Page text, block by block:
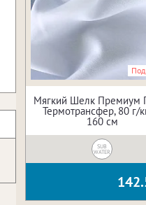
Мягкий Шелк Премиум
Термотрансфер, 80 г/
160 см
SUB
WATER